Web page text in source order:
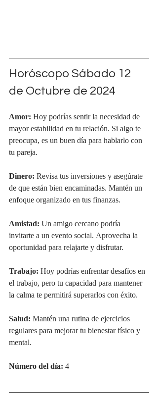
Horóscopo Sábado 12
de Octubre de 2024
Amor: Hoy podrías sentir la necesidad de
mayor estabilidad en tu relación. Si algo te
preocupa, es un buen día para hablarlo con
tu pareja.
Dinero: Revisa tus inversiones y asegúrate
de que están bien encaminadas. Mantén un
enfoque organizado en tus finanzas.
Amistad: Un amigo cercano podría
invitarte a un evento social. Aprovecha la
oportunidad para relajarte y disfrutar.
Trabajo: Hoy podrías enfrentar desafíos en
el trabajo, pero tu capacidad para mantener
la calma te permitirá superarlos con éxito.
Salud: Mantén una rutina de ejercicios
regulares para mejorar tu bienestar físico y
mental.
Número del día: 4